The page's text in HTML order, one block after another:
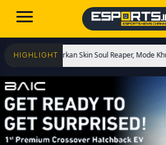
HIGHLIGHT
Skin Soul Reaper, Mode Khusus, dan Event